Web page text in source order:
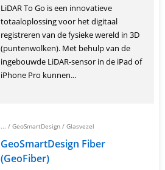
LiDAR To Go is een innovatieve
totaaloplossing voor het digitaal
registreren van de fysieke wereld in 3D
(puntenwolken). Met behulp van de
ingebouwde LiDAR-sensor in de iPad of
iPhone Pro kunnen...
... / GeoSmartDesign / Glasvezel
GeoSmartDesign Fiber
(GeoFiber)